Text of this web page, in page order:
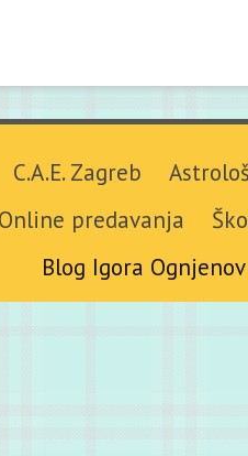
C.A.E. Zagreb
Online predavanja
Blog Igora